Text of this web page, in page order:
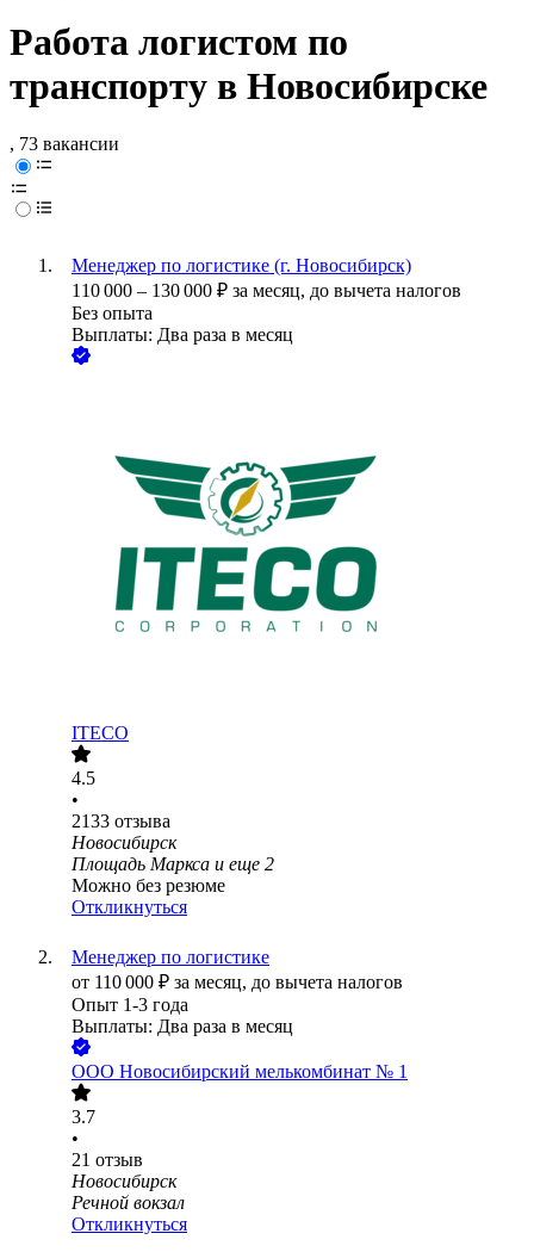
Работа логистом по
транспорту в Новосибирске
, 73 вакансии
Менеджер по логистике (г. Новосибирск)
110 000 – 130 000 ₽ за месяц, до вычета налогов
Без опыта
Выплаты: Два раза в месяц
ITECO
4.5
•
2133 отзыва
Новосибирск
Площадь Маркса и еще 2
Можно без резюме
Откликнуться
Менеджер по логистике
от 110 000 ₽ за месяц, до вычета налогов
Опыт 1-3 года
Выплаты: Два раза в месяц
ООО Новосибирский мелькомбинат № 1
3.7
•
21 отзыв
Новосибирск
Речной вокзал
Откликнуться